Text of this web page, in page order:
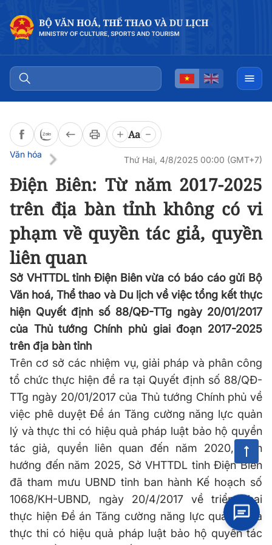
Aa
Văn hóa
Thứ Hai, 4/8/2025 00:00 (GMT+7)
Điện Biên: Từ năm 2017-2025
trên địa bàn tỉnh không có vi
phạm về quyền tác giả, quyền
liên quan
Sở VHTTDL tỉnh Điện Biên vừa có báo cáo gửi Bộ
Văn hoá, Thể thao và Du lịch về việc tổng kết thực
hiện Quyết định số 88/QĐ-TTg ngày 20/01/2017
của Thủ tướng Chính phủ giai đoạn 2017-2025
trên địa bàn tỉnh
Trên cơ sở các nhiệm vụ, giải pháp và phân công
tổ chức thực hiện đề ra tại Quyết định số 88/QĐ-
TTg ngày 20/01/2017 của Thủ tướng Chính phủ về
việc phê duyệt Đề án Tăng cường năng lực quản
lý và thực thi có hiệu quả pháp luật bảo hộ quyền
tác giả, quyền liên quan đến năm 2020, định
hướng đến năm 2025, Sở VHTTDL tỉnh Điện Biên
đã tham mưu UBND tỉnh ban hành Kế hoạch số
1068/KH-UBND, ngày 20/4/2017 về triển khai
thực hiện Đề án Tăng cường năng lực quản lý và
thực thi có hiệu quả pháp luật bảo hộ quyền tác
Đọc bài